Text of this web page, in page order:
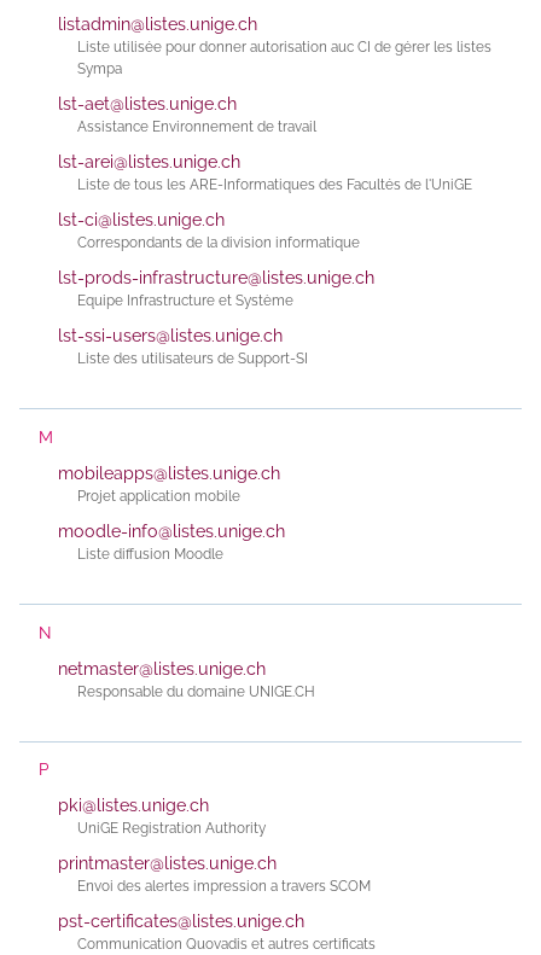
listadmin@listes.unige.ch
Liste utilisée pour donner autorisation auc CI de gérer les listes
Sympa
lst-aet@listes.unige.ch
Assistance Environnement de travail
lst-arei@listes.unige.ch
Liste de tous les ARE-Informatiques des Facultés de l'UniGE
lst-ci@listes.unige.ch
Correspondants de la division informatique
lst-prods-infrastructure@listes.unige.ch
Equipe Infrastructure et Système
lst-ssi-users@listes.unige.ch
Liste des utilisateurs de Support-SI
M
mobileapps@listes.unige.ch
Projet application mobile
moodle-info@listes.unige.ch
Liste diffusion Moodle
N
netmaster@listes.unige.ch
Responsable du domaine UNIGE.CH
P
pki@listes.unige.ch
UniGE Registration Authority
printmaster@listes.unige.ch
Envoi des alertes impression a travers SCOM
pst-certificates@listes.unige.ch
Communication Quovadis et autres certificats